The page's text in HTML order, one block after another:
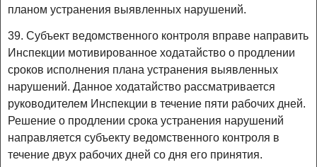
планом устранения выявленных нарушений.
39. Субъект ведомственного контроля вправе направить
Инспекции мотивированное ходатайство о продлении
сроков исполнения плана устранения выявленных
нарушений. Данное ходатайство рассматривается
руководителем Инспекции в течение пяти рабочих дней.
Решение о продлении срока устранения нарушений
направляется субъекту ведомственного контроля в
течение двух рабочих дней со дня его принятия.